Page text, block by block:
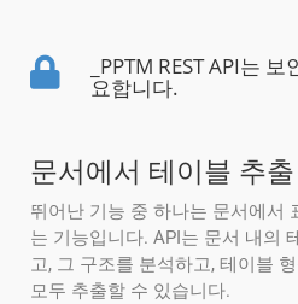
_PPTM REST API는
요합니다.
문서에서 테이블 추출
뛰어난 기능 중 하나는 문서에서
는 기능입니다. API는 문서 내의
고, 그 구조를 분석하고, 테이블
모두 추출할 수 있습니다.